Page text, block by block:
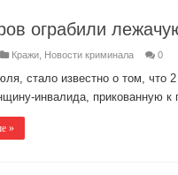
ограбили
Кражи Новости криминала 0
стало известно о том, что
инвалида, прикованную к
»